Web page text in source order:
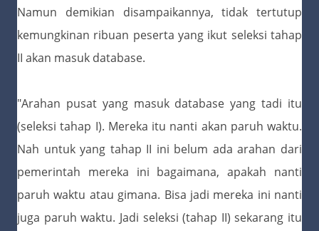
Namun demikian disampaikannya, tidak tertutup
kemungkinan ribuan peserta yang ikut seleksi tahap
II akan masuk database.
"Arahan pusat yang masuk database yang tadi itu
(seleksi tahap I). Mereka itu nanti akan paruh waktu.
Nah untuk yang tahap II ini belum ada arahan dari
pemerintah mereka ini bagaimana, apakah nanti
paruh waktu atau gimana. Bisa jadi mereka ini nanti
juga paruh waktu. Jadi seleksi (tahap II) sekarang itu